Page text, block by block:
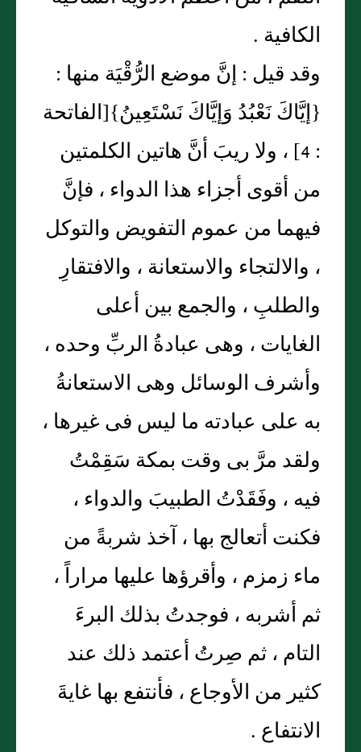
الكافية .
وقد قيل : إنَّ موضع الرُّقْيَة منها :
{إيَّاكَ نَعْبُدُ وَإيَّاكَ نَسْتَعِينُ}[الفاتحة
: 4] ، ولا ريبَ أنَّ هاتين الكلمتين
من أقوى أجزاء هذا الدواء ، فإنَّ
فيهما من عموم التفويض والتوكل
، والالتجاء والاستعانة ، والافتقارِ
والطلبِ ، والجمع بين أعلى
الغايات ، وهى عبادةُ الربِّ وحده ،
وأشرف الوسائل وهى الاستعانةُ
به على عبادته ما ليس فى غيرها ،
ولقد مرَّ بى وقت بمكة سَقِمْتُ
فيه ، وفَقَدْتُ الطبيبَ والدواء ،
فكنت أتعالج بها ، آخذ شربةً من
ماء زمزم ، وأقرؤها عليها مراراً ،
ثم أشربه ، فوجدتُ بذلك البرءَ
التام ، ثم صِرتُ أعتمد ذلك عند
كثير من الأوجاع ، فأنتفع بها غايةَ
الانتفاع .